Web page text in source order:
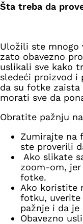
Šta treba da
Uložili ste mnogo
zato obavezno
uslikali sve kako
sledeći proizvod i
da su fotke
morati sve da
Obratite pažnju
Zumirajte na
ste proverili
Ako slikate
zoom-om,
fotke.
Ako koristite
fotku, uverite
pažnje i da je
Obavezno